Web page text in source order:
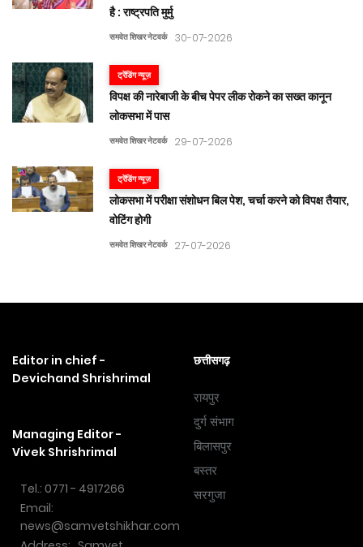
है : राष्ट्रपति मुर्मु
समवेत शिखर नेटवर्क 30-07-2026
ट्रेंडिंग न्यूज़
विपक्ष की नारेबाजी के बीच पेपर लीक रोकने का सख्त कानून
लोकसभा में पास
समवेत शिखर नेटवर्क 29-07-2026
ट्रेंडिंग न्यूज़
लोकसभा में परीक्षा संशोधन बिल पेश, चर्चा करने को विपक्ष तैयार,
वोटिंग होगी
समवेत शिखर नेटवर्क 27-07-2026
Editor in chief -
Devichand Shrishrimal
Managing Editor -
Vivek Shrishrimal
Tel.: 0771 - 4917266
Email:
news@samvetshikhar.com
छत्तीसगढ़
रायपुर
दुर्ग संभाग
बिलासपुर
बस्तर
सरगुजा